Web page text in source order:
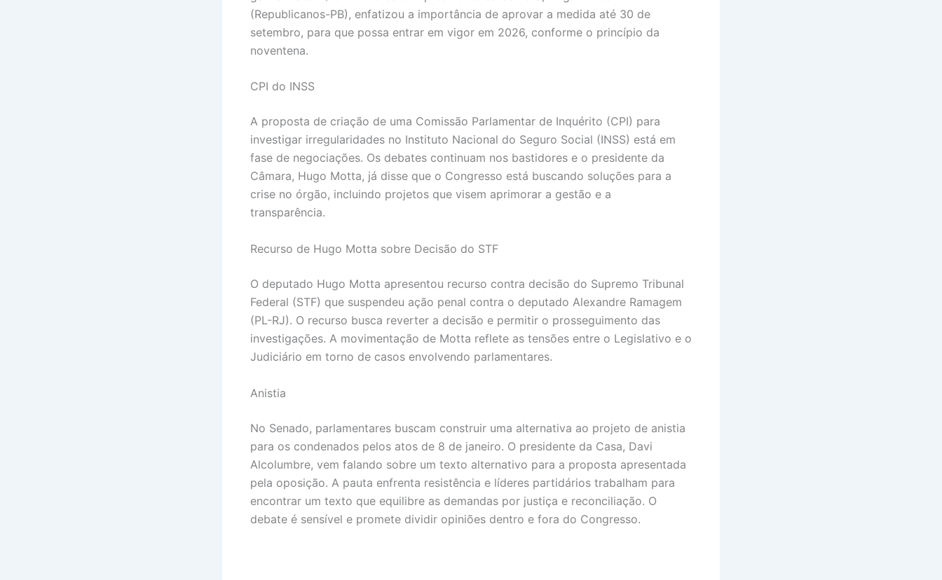
(Republicanos-PB), enfatizou a importância de aprovar a medida até 30 de
setembro, para que possa entrar em vigor em 2026, conforme o princípio da
noventena.
CPI do INSS
A proposta de criação de uma Comissão Parlamentar de Inquérito (CPI) para
investigar irregularidades no Instituto Nacional do Seguro Social (INSS) está em
fase de negociações. Os debates continuam nos bastidores e o presidente da
Câmara, Hugo Motta, já disse que o Congresso está buscando soluções para a
crise no órgão, incluindo projetos que visem aprimorar a gestão e a
transparência.
Recurso de Hugo Motta sobre Decisão do STF
O deputado Hugo Motta apresentou recurso contra decisão do Supremo Tribunal
Federal (STF) que suspendeu ação penal contra o deputado Alexandre Ramagem
(PL-RJ). O recurso busca reverter a decisão e permitir o prosseguimento das
investigações. A movimentação de Motta reflete as tensões entre o Legislativo e o
Judiciário em torno de casos envolvendo parlamentares.
Anistia
No Senado, parlamentares buscam construir uma alternativa ao projeto de anistia
para os condenados pelos atos de 8 de janeiro. O presidente da Casa, Davi
Alcolumbre, vem falando sobre um texto alternativo para a proposta apresentada
pela oposição. A pauta enfrenta resistência e líderes partidários trabalham para
encontrar um texto que equilibre as demandas por justiça e reconciliação. O
debate é sensível e promete dividir opiniões dentro e fora do Congresso.